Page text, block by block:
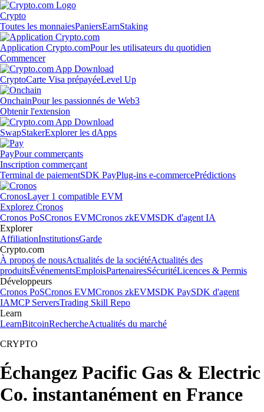
Crypto
Toutes les monnaiesPaniersEarnStaking
Application Crypto.comPour les utilisateurs du quotidien
Commencer
CryptoCarte Visa prépayéeLevel Up
OnchainPour les passionnés de Web3
Obtenir l'extension
SwapStakerExplorer les dApps
PayPour commerçants
Inscription commerçant
Terminal de paiementSDK PayPlug-ins e-commercePrédictions
CronosLayer 1 compatible EVM
Explorez Cronos
Cronos PoSCronos EVMCronos zkEVMSDK d'agent IA
Explorer
AffiliationInstitutionsGarde
Crypto.com
À propos de nousActualités de la sociétéActualités des
produitsÉvénementsEmploisPartenairesSécuritéLicences & Permis
Développeurs
Cronos PoSCronos EVMCronos zkEVMSDK PaySDK d'agent
IAMCP ServersTrading Skill Repo
Learn
LearnBitcoinRechercheActualités du marché
CRYPTO
Échangez Pacific Gas & Electric
Co. instantanément en France